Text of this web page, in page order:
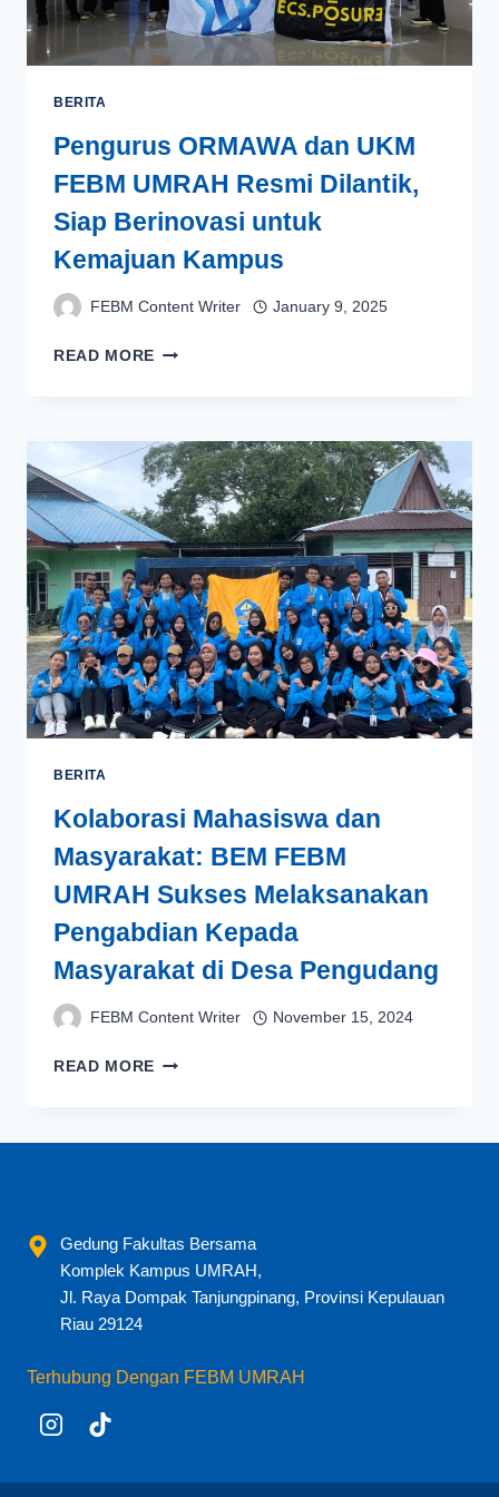
BERITA
Pengurus ORMAWA dan UKM
FEBM UMRAH Resmi Dilantik,
Siap Berinovasi untuk
Kemajuan Kampus
FEBM Content Writer January 9, 2025
READ MORE PENGURUS
FEBM
UMRAH
RESMI
DILANTIK,
SIAP
BERINOVASI
UNTUK
KEMAJUAN
KAMPUS
BERITA
Kolaborasi Mahasiswa dan
Masyarakat: BEM FEBM
UMRAH Sukses Melaksanakan
Pengabdian Kepada
Masyarakat di Desa Pengudang
FEBM Content Writer November 15, 2024
READ MORE KOLABORASI
MELAKSANAKAN
PENGABDIAN
KEPADA
PENGUDANG
Gedung Fakultas Bersama
Komplek Kampus UMRAH,
Jl. Raya Dompak Tanjungpinang, Provinsi Kepulauan
Riau 29124
Terhubung Dengan FEBM UMRAH